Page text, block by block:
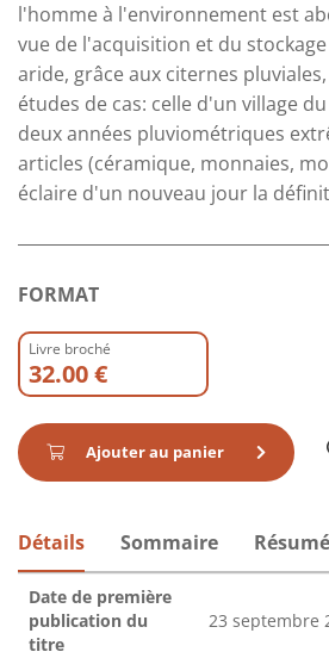
l'homme à l'environnement est
vue de l'acquisition et du
aride, grâce aux citernes
études de cas: celle d'un village
deux années pluviométriques
articles (céramique, monnaies,
éclaire d'un nouveau jour la
FORMAT
Livre broché
32.00 €
Ajouter au panier
Détails Sommaire Résumé
Date de première
publication du
titre
23 septembre